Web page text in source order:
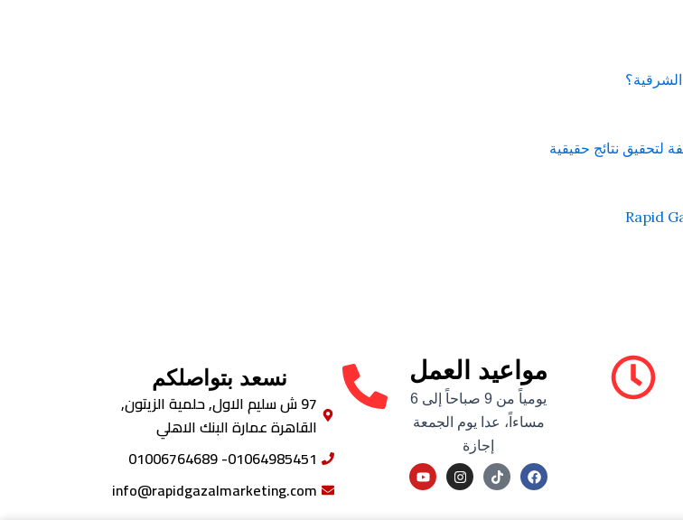
مواعيد العمل
يومياً من 9 صباحاً إلى 6
مساءاً، عدا يوم الجمعة
إجازة
F
a
c
I
n
s
Y
o
u
نسعد بتواصلكم
97 ش سليم الاول, حلمية الزيتون,
القاهرة عمارة البنك الاهلي
01064985451- 01006764689
info@rapidgazalmarketing.com